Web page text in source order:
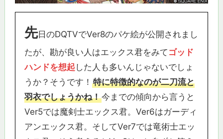
先日のDQTVでVer8のパケ絵が公開されまし
たが、勘が良い人はエックス君をみて ゴッド
ハンドを想起 した人も多いんじゃないでしょ
うか？そうです！ 特に特徴的なのが二刀流と
羽衣でしょうかね！今までの傾向から言うと
Ver5では魔剣士エックス君。Ver6はガーディ
アンエックス君。そしてVer7では竜術士エッ